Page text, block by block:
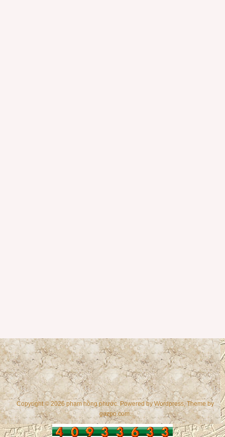
Copyright © 2026 phạm hồng phước. Powered byWordpress, Theme by
gazpo.com.